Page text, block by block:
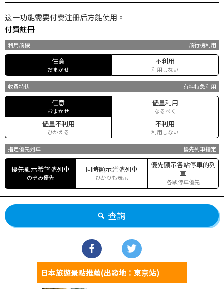
这一功能需要付费注册后方能使用。
付費註冊
利用飛機 飛行機利用
任意
おまかせ
不利用
利用しない
收費特快 有料特急利用
任意
おまかせ
儘量利用
なるべく
儘量不利用
ひかえる
不利用
利用しない
指定優先列車 優先列車指定
優先顯示希望號列車
のぞみ優先
同時顯示光號列車
ひかりも表示
優先顯示各站停車的列
車
各駅停車優先
查詢
日本旅遊景點推薦(出發地：東京站)